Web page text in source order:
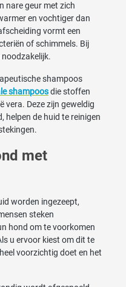
nare geur met zich
en vochtiger dan
vormt een
of schimmels. Bij
shampoos
shampoosdie stoffen
vera. Deze zijn geweldig
helpen de huid te reinigen
met
worden ingezeept,
steken
hond om te voorkomen
u ervoor kiest om dit te
voorzichtig doet en het